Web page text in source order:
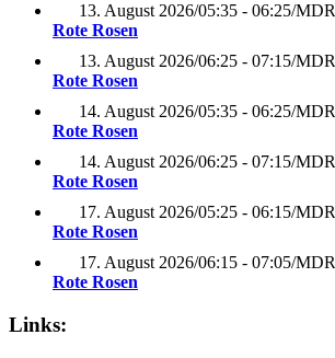
13. August 2026/05:35 - 06:25/MDR
Rote Rosen
13. August 2026/06:25 - 07:15/MDR
Rote Rosen
14. August 2026/05:35 - 06:25/MDR
Rote Rosen
14. August 2026/06:25 - 07:15/MDR
Rote Rosen
17. August 2026/05:25 - 06:15/MDR
Rote Rosen
17. August 2026/06:15 - 07:05/MDR
Rote Rosen
Links: